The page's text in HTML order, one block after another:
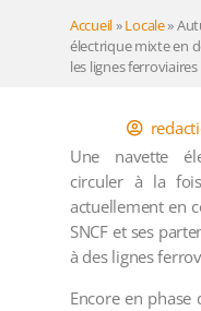
Accueil»Locale»
électrique mixte en
les lignes
Une navette
circuler à la
actuellement en
SNCF et ses
à des lignes
Encore en phase